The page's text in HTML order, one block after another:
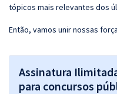
tópicos mais relevantes dos
Então, vamos unir nossas
Assinatura
para concursos